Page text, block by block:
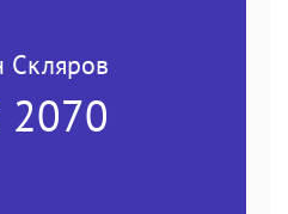
Скляров
2070